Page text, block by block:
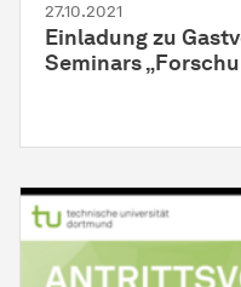
27.10.2021
Einladung zu
Seminars